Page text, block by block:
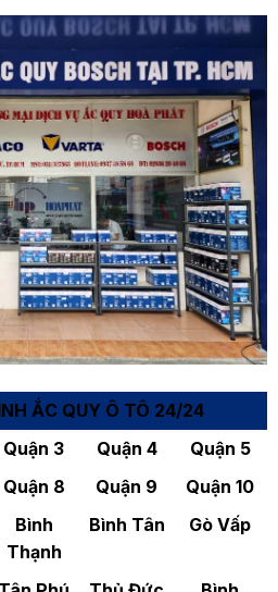
ẮC QUY Ô TÔ 24/24
Quận 3 Quận 4
Quận 5
Quận 8 Quận 9
Quận 10
Bình
Thạnh
Bình Tân Gò Vấp